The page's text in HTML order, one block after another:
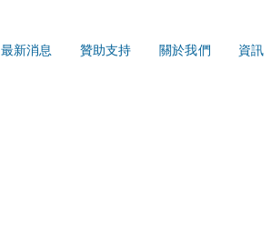
最新消息 贊助支持 關於我們 資訊